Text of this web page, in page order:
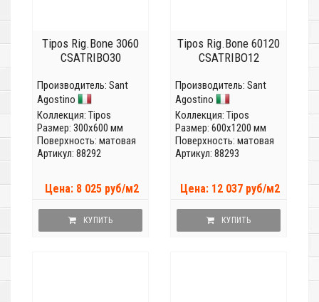
Tipos Rig.Bone 3060
CSATRIBO30
Производитель: Sant
Agostino
Коллекция: Tipos
Размер: 300x600 мм
Поверхность: матовая
Артикул: 88292
Цена: 8 025 руб/м2
КУПИТЬ
Tipos Rig.Bone 60120
CSATRIBO12
Производитель: Sant
Agostino
Коллекция: Tipos
Размер: 600x1200 мм
Поверхность: матовая
Артикул: 88293
Цена: 12 037 руб/м2
КУПИТЬ